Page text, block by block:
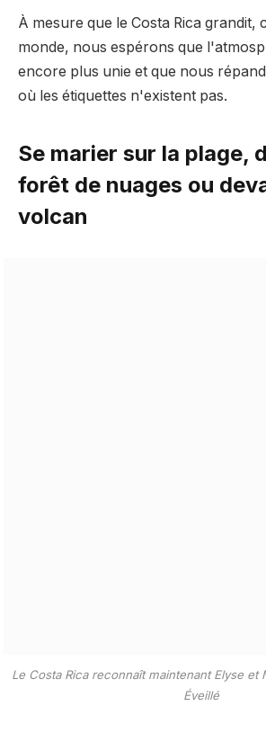
À mesure que le Costa Rica grandit,
monde, nous espérons que
encore plus unie et que nous
où les étiquettes n'existent pas.
Se marier sur la plage,
forêt de nuages ​​ou
volcan
Le Costa Rica reconnaît maintenant Elyse et
Éveillé